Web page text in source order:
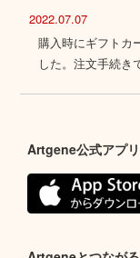
2022.07.07
購入時にギフトカ
した。注文手続き
Artgene公式アプリ